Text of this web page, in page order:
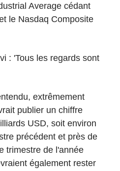
Average cédant
le Nasdaq Composite
: 'Tous les regards sont
extrêmement
publier un chiffre
USD, soit environ
précédent et près de
trimestre de l'année
également rester